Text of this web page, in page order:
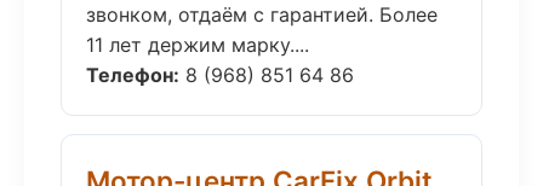
звонком, отдаём с гарантией. Более
11 лет держим марку....
Телефон: 8 (968) 851 64 86